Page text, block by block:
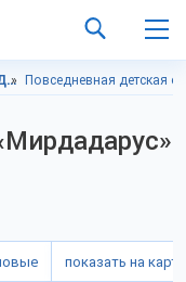
Детская одежда Повседневная детская
показать на карте